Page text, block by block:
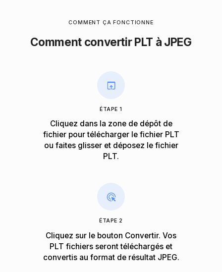
COMMENT ÇA FONCTIONNE
Comment convertir PLT à JPEG
ÉTAPE 1
Cliquez dans la zone de dépôt de
fichier pour télécharger le fichier PLT
ou faites glisser et déposez le fichier
PLT.
ÉTAPE 2
Cliquez sur le bouton Convertir. Vos
PLT fichiers seront téléchargés et
convertis au format de résultat JPEG.